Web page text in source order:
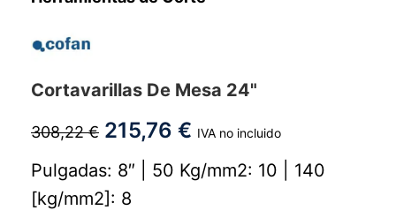
Cortavarillas De Mesa 24"
308,22€ 215,76 € IVA no incluido
Pulgadas: 8″ | 50 Kg/mm2: 10 | 140
[kg/mm2]: 8